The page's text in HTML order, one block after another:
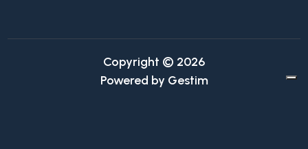
Copyright © 2026
Powered by Gestim